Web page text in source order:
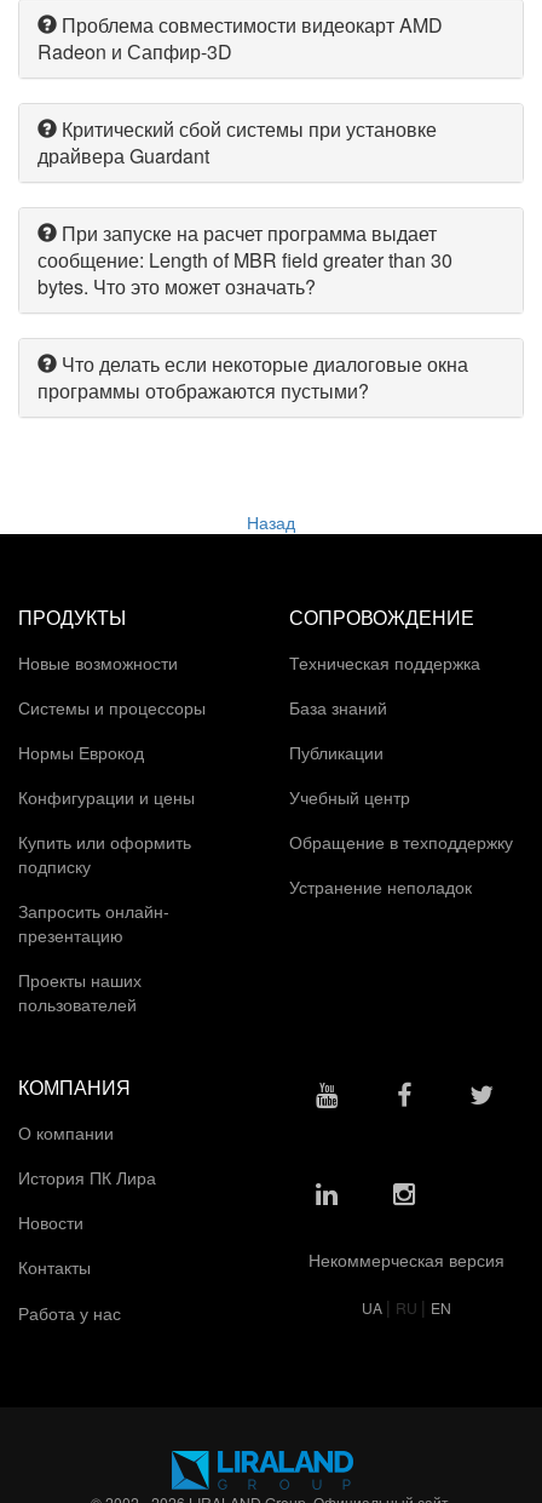
Проблема совместимости видеокарт AMD
Radeon и Сапфир-3D
Критический сбой системы при установке
драйвера Guardant
При запуске на расчет программа выдает
сообщение: Length of MBR field greater than 30
bytes. Что это может означать?
Что делать если некоторые диалоговые окна
программы отображаются пустыми?
Назад
ПРОДУКТЫ
Новые возможности
Системы и процессоры
Нормы Еврокод
Конфигурации и цены
Купить или оформить
подписку
Запросить онлайн-
презентацию
Проекты наших
пользователей
СОПРОВОЖДЕНИЕ
Техническая поддержка
База знаний
Публикации
Учебный центр
Обращение в техподдержку
Устранение неполадок
КОМПАНИЯ
О компании
История ПК Лира
Новости
Контакты
Работа у нас
Некоммерческая версия
UA | RU | EN